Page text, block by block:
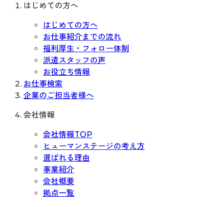
はじめての方へ
はじめての方へ
お仕事紹介までの流れ
福利厚生・フォロー体制
派遣スタッフの声
お役立ち情報
お仕事検索
企業のご担当者様へ
会社情報
会社情報TOP
ヒューマンステージの考え方
選ばれる理由
事業紹介
会社概要
拠点一覧